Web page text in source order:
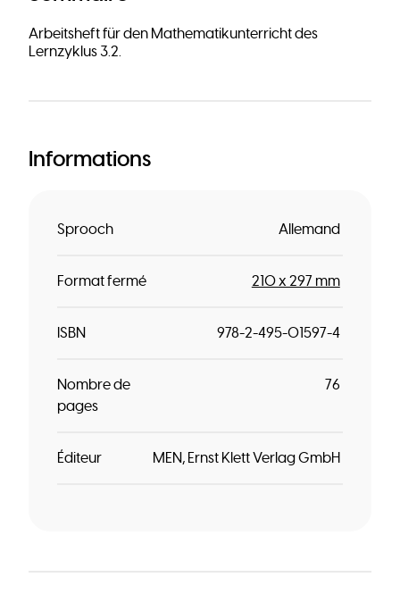
Arbeitsheft für den Mathematikunterricht des
Lernzyklus 3.2.
Informations
Sprooch Allemand
Format fermé 210 x 297 mm
ISBN 978-2-495-01597-4
Nombre de
pages
76
Éditeur MEN Ernst Klett Verlag GmbH